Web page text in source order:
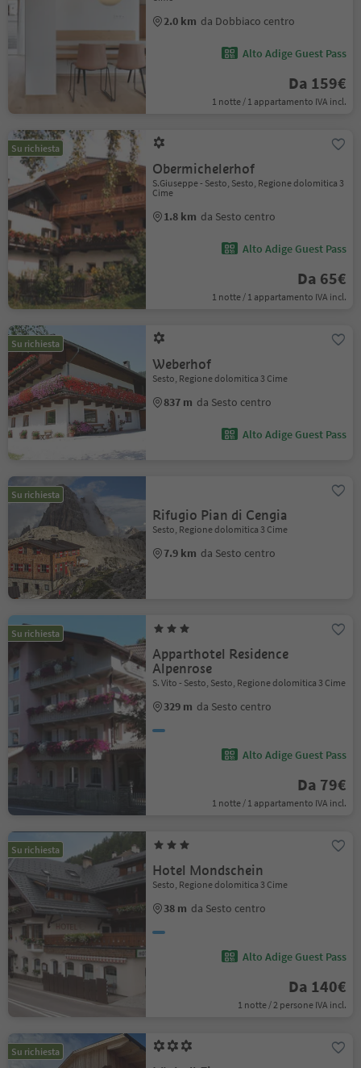
2.0 km da Dobbiaco centro
Alto Adige Guest Pass
Da 159€
1 notte / 1 appartamento IVA incl.
Su richiesta
Obermichelerhof
S.Giuseppe - Sesto, Sesto, Regione dolomitica 3
Cime
1.8 km da Sesto centro
Alto Adige Guest Pass
Da 65€
1 notte / 1 appartamento IVA incl.
Su richiesta
Weberhof
Sesto, Regione dolomitica 3 Cime
837 m da Sesto centro
Alto Adige Guest Pass
Su richiesta
Rifugio Pian di Cengia
Sesto, Regione dolomitica 3 Cime
7.9 km da Sesto centro
Su richiesta
Apparthotel Residence
Alpenrose
S. Vito - Sesto, Sesto, Regione dolomitica 3 Cime
329 m da Sesto centro
Alto Adige Guest Pass
Da 79€
1 notte / 1 appartamento IVA incl.
Su richiesta
Hotel Mondschein
Sesto, Regione dolomitica 3 Cime
38 m da Sesto centro
Alto Adige Guest Pass
Da 140€
1 notte / 2 persone IVA incl.
Su richiesta